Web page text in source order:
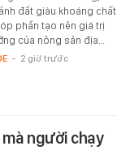
đất giàu khoáng chất
phần tạo nên giá trị
của nông sản địa…
- 2 giờ trước
người chạy